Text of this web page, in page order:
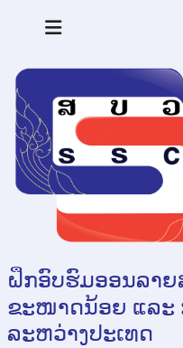
ຝຶກອົບຮົມອອນລາ
ຂະໜາດນ້ອຍ ແລະ
ລະຫວ່າງປະເທດ